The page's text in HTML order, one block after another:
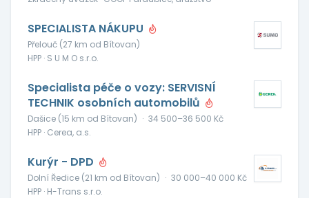
SPECIALISTA NÁKUPU
Přelouč (27 km od Bítovan)
HPP · S U M O s.r.o.
Specialista péče o vozy: SERVISNÍ
TECHNIK osobních automobilů
Dašice (15 km od Bítovan) · 34 500–36 500 Kč
HPP · Cerea, a.s.
Kurýr - DPD
Dolní Ředice (21 km od Bítovan) · 30 000–40 000 Kč
HPP · H-Trans s.r.o.